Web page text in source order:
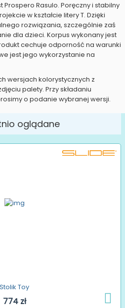
Prospero Rasulo. Poręczny i stabilny
w kształcie litery T. Dzięki
rozwiązania, szczególnie zaś
dla dzieci. Korpus wykonany jest
cechuje odporność na warunki
jest jego wykorzystanie na
wersjach kolorystycznych z
palety. Przy składaniu
o podanie wybranej wersji.
oglądane
Stolik Toy
774 zł